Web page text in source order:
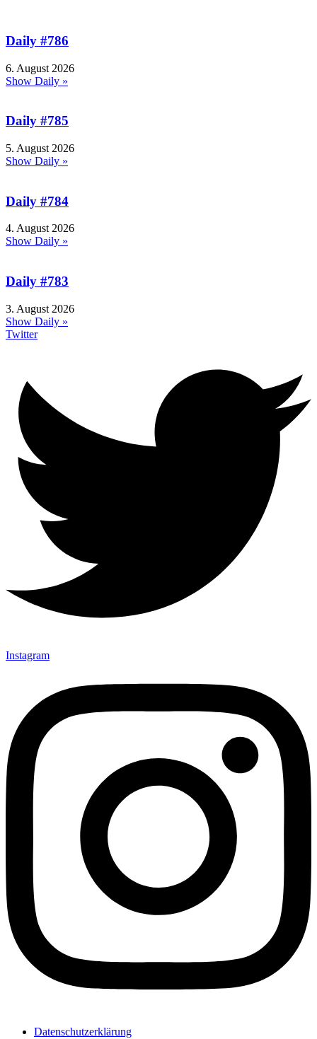
Daily #786
6. August 2026
Show Daily »
Daily #785
5. August 2026
Show Daily »
Daily #784
4. August 2026
Show Daily »
Daily #783
3. August 2026
Show Daily »
Twitter
Instagram
Datenschutzerklärung